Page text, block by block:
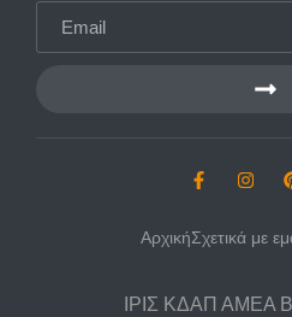
ΑρχικήΣχετικά με
ΙΡΙΣ ΚΔΑΠ ΑΜΕΑ